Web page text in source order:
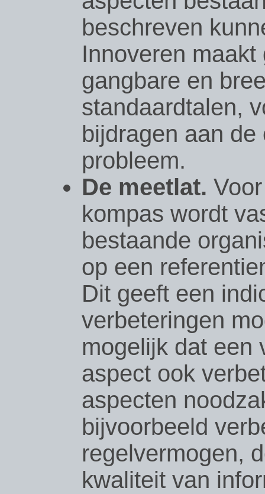
beschreven
Innoveren
gangbare en
standaardtalen,
bijdragen aan
probleem.
De meetlat.
kompas wordt
bestaande
op een
Dit geeft een
verbeteringen
mogelijk dat een
aspect ook
aspecten
bijvoorbeeld
regelvermogen,
kwaliteit van